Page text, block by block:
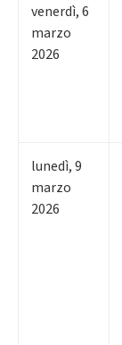
venerdì,6
marzo
2026
lunedì,9
marzo
2026